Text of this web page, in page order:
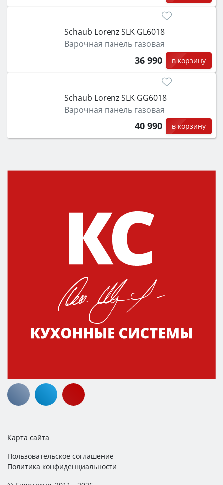
Schaub Lorenz SLK GL6018
Варочная панель газовая
36 990 в корзину
Schaub Lorenz SLK GG6018
Варочная панель газовая
40 990 в корзину
Карта сайта
Пользовательское соглашение
Политика конфиденциальности